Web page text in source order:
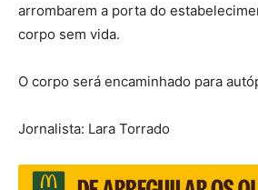
arrombarem a porta do
corpo sem vida.
O corpo será encaminhado para
Jornalista: Lara Torrado